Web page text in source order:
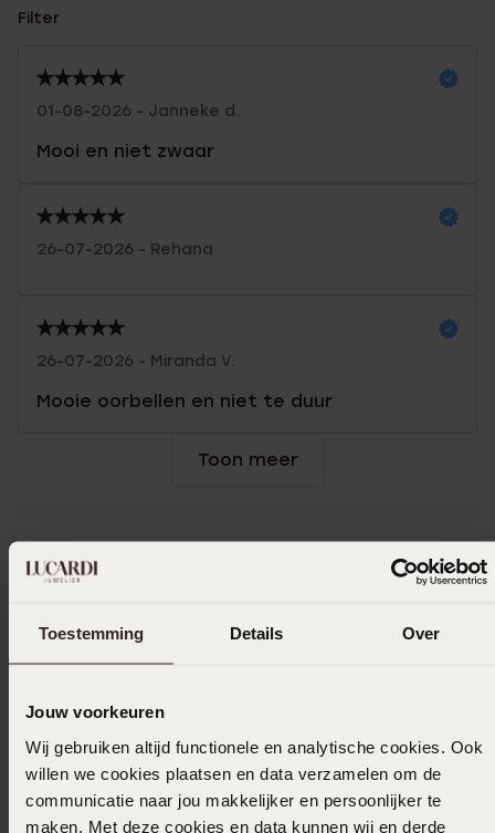
Toestemming Details Over
Jouw voorkeuren
Wij gebruiken altijd functionele en analytische cookies. Ook
willen we cookies plaatsen en data verzamelen om de
communicatie naar jou makkelijker en persoonlijker te
maken. Met deze cookies en data kunnen wij en derde
Filter
01-08-2026 - Janneke d.
Mooi en niet zwaar
26-07-2026 - Rehana
26-07-2026 - Miranda V.
Mooie oorbellen en niet te duur
Toon meer
Ook leuk voor jou